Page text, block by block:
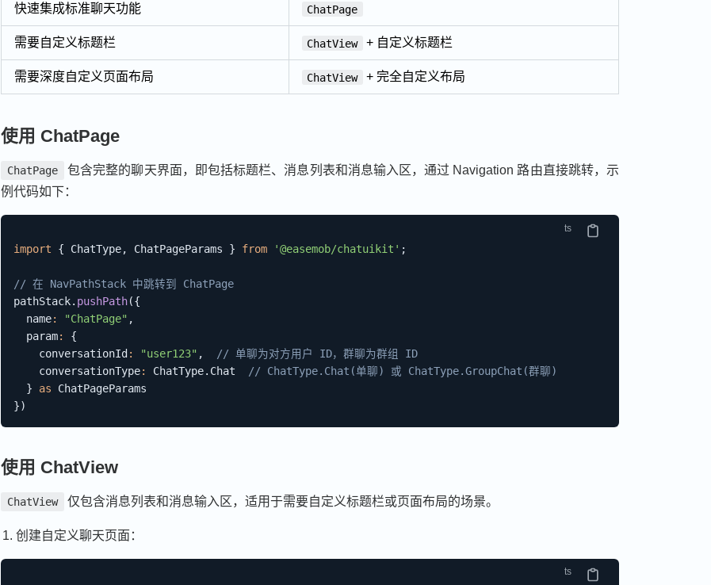
快速集成标准聊天功能 ChatPage
需要自定义标题栏 ChatView + 自定义标题栏
需要深度自定义页面布局 ChatView + 完全自定义布局
使用 ChatPage
ChatPage
包含完整的聊天界面，即包括标题栏、消息列表和消息输入区，通过 Navigation 路由直接跳转，示
例代码如下：
import { ChatType, ChatPageParams } from '@easemob/chatuikit' ;
// 在 NavPathStack 中跳转到 ChatPage
pathStack. pushPath({
  name
: "ChatPage" ,
  param
:
{
    conversationId
: "user123" ,
// 单聊为对方用户 ID，群聊为群组 ID
    conversationType
: ChatType. Chat
// ChatType.Chat(单聊) 或 ChatType.GroupChat(群聊)
}
as
})
使用 ChatView
ChatView 仅包含消息列表和消息输入区，适用于需要自定义标题栏或页面布局的场景。
创建自定义聊天页面：